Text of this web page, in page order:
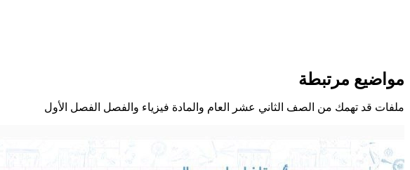
مواضيع مرتبطة
ملفات قد تهمك من الصف الثاني عشر العام والمادة فيزياء والفصل الفصل الأول